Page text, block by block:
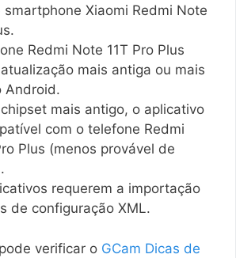
smartphone Xiaomi Redmi Note
Redmi Note 11T Pro Plus
mais antiga ou mais
Android.
mais antigo, o aplicativo
com o telefone Redmi
Plus (menos provável de
requerem a importação
de configuração XML.
verificar o GCam Dicas de